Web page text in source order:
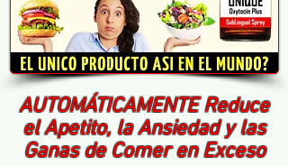
AUTOMÁTICAMENTE Reduce
el Apetito, la Ansiedad y las
Ganas de Comer en Exceso